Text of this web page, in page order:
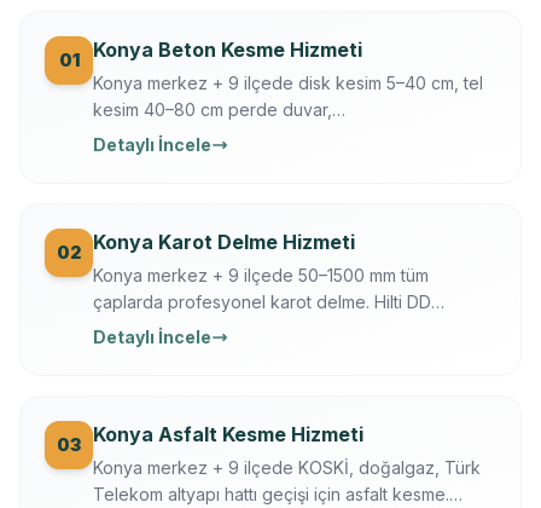
01 Konya Beton Kesme Hizmeti
Konya merkez + 9 ilçede disk kesim 5–40 cm, tel
kesim 40–80 cm perde duvar,
döşeme/temel/zemin kesimi. Hilti + Husqvarna
Detaylı İncele
02 Konya Karot Delme Hizmeti
Konya merkez + 9 ilçede 50–1500 mm tüm
çaplarda profesyonel karot delme. Hilti DD
250/350, Ferroscan donatı tarama, su soğutmalı
Detaylı İncele
03 Konya Asfalt Kesme Hizmeti
Konya merkez + 9 ilçede KOSKİ, doğalgaz, Türk
Telekom altyapı hattı geçişi için asfalt kesme.